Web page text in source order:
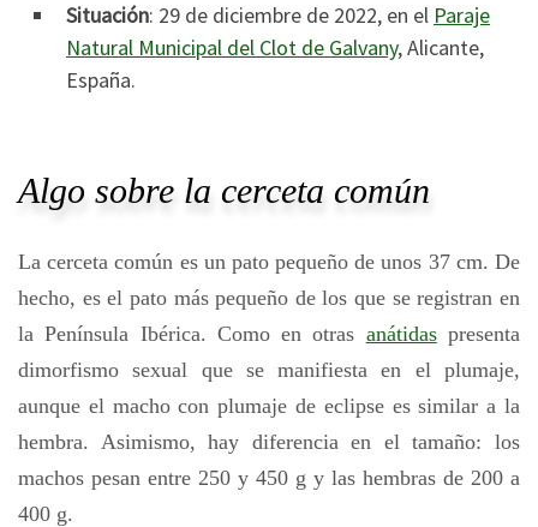
Situación: 29 de diciembre de 2022, en el Paraje
Natural Municipal del Clot de Galvany, Alicante,
España.
Algo sobre la cerceta común
La cerceta común es un pato pequeño de unos 37 cm. De
hecho, es el pato más pequeño de los que se registran en
la Península Ibérica. Como en otras anátidaspresenta
dimorfismo sexual que se manifiesta en el plumaje,
aunque el macho con plumaje de eclipse es similar a la
hembra. Asimismo, hay diferencia en el tamaño: los
machos pesan entre 250 y 450 g y las hembras de 200 a
400 g.